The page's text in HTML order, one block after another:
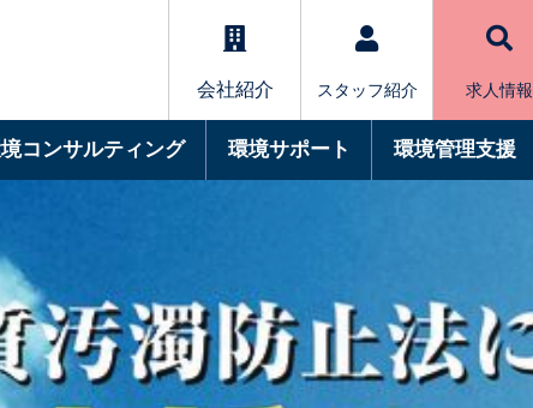
求人情報
スタッフ紹介
会社紹介
コンサルティング 環境サポート 環境管理支援